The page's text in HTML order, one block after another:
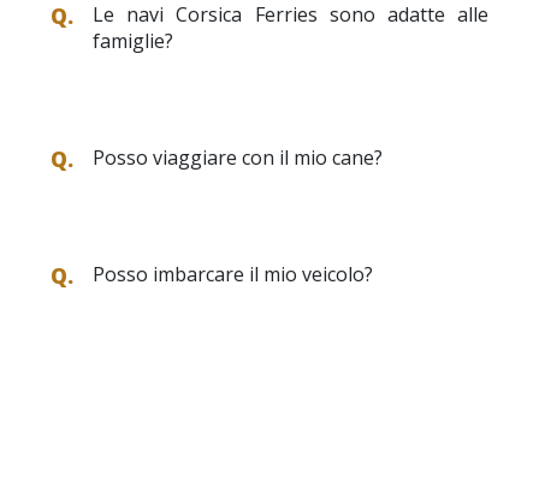
Le navi Corsica Ferries sono adatte alle
famiglie?
Posso viaggiare con il mio cane?
Posso imbarcare il mio veicolo?